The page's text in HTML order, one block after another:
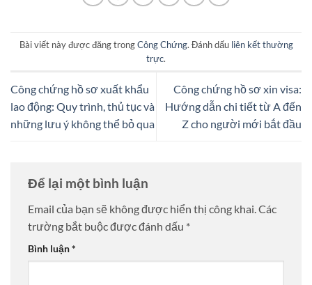
Bài viết này được đăng trongCông Chứng. Đánh dấu liên kết thường
trực.
Công chứng hồ sơ xuất khẩu
lao động: Quy trình, thủ tục và
những lưu ý không thể bỏ qua
Công chứng hồ sơ xin visa:
Hướng dẫn chi tiết từ A đến
Z cho người mới bắt đầu
Để lại một bình luận
Email của bạn sẽ không được hiển thị công khai.Các
trường bắt buộc được đánh dấu *
Bình luận*